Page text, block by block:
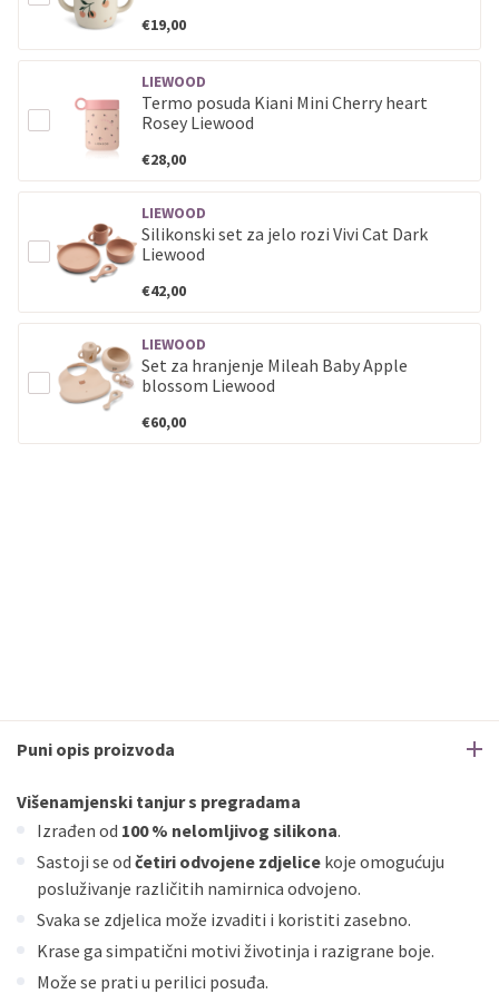
€19,00
LIEWOOD
Termo posuda Kiani Mini Cherry heart
Rosey Liewood
€28,00
LIEWOOD
Silikonski set za jelo rozi Vivi Cat Dark
Liewood
€42,00
LIEWOOD
Set za hranjenje Mileah Baby Apple
blossom Liewood
€60,00
Puni opis proizvoda
Višenamjenski tanjur s pregradama
Izrađen od 100 % nelomljivog silikona.
Sastoji se od četiri odvojene zdjelice koje omogućuju
posluživanje različitih namirnica odvojeno.
Svaka se zdjelica može izvaditi i koristiti zasebno.
Krase ga simpatični motivi životinja i razigrane boje.
Može se prati u perilici posuđa.